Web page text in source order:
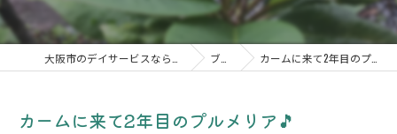
ブログ カームに来て2年目のプルメリア🎵
カームに来て2年目のプルメリア🎵